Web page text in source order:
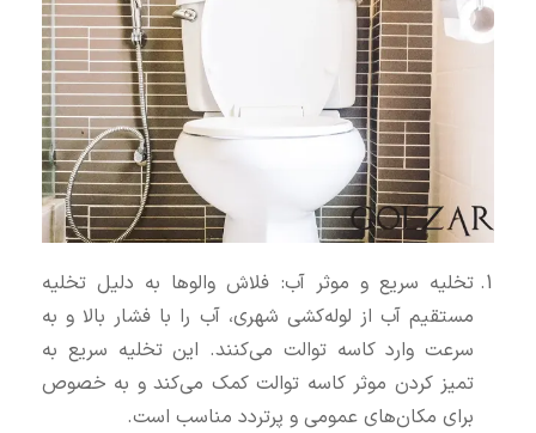
تخلیه سریع و موثر آب: فلاش والوها به دلیل تخلیه
مستقیم آب از لوله‌کشی شهری، آب را با فشار بالا و به
سرعت وارد کاسه توالت می‌کنند. این تخلیه سریع به
تمیز کردن موثر کاسه توالت کمک می‌کند و به خصوص
برای مکان‌های عمومی و پرتردد مناسب است.